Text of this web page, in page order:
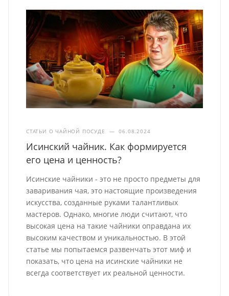
СТАТЬИ О ЧАЙНОЙ ПОСУДЕ — 06.08.2024
Исинский чайник. Как формируется
его цена и ценность?
Исинские чайники - это не просто предметы для
заваривания чая, это настоящие произведения
искусства, созданные руками талантливых
мастеров. Однако, многие люди считают, что
высокая цена на такие чайники оправдана их
высоким качеством и уникальностью. В этой
статье мы попытаемся развенчать этот миф и
показать, что цена на исинские чайники не
всегда соответствует их реальной ценности.